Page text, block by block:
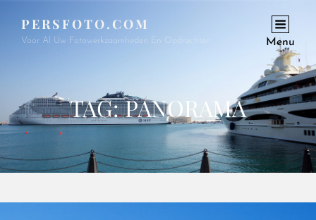
PERSFOTO.COM
Voor Al Uw Fotowerkzaamheden En Opdrachten Menu
TAG:PANORAMA